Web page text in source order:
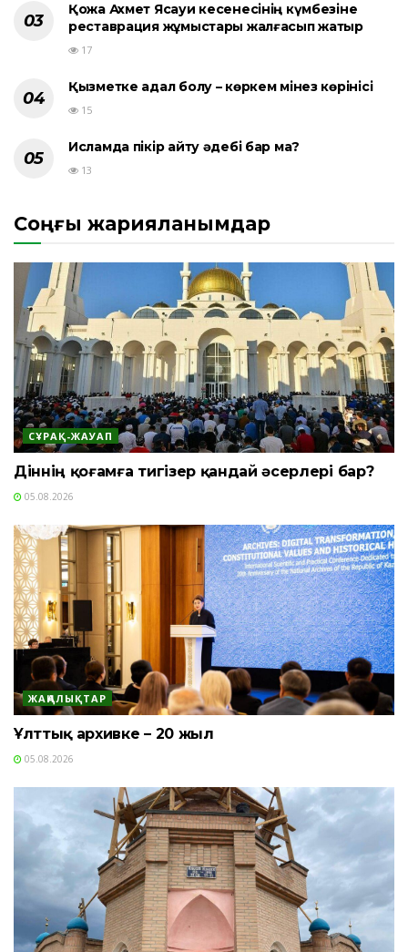
Қожа Ахмет Ясауи кесенесінің күмбезіне
реставрация жұмыстары жалғасып жатыр
17
Қызметке адал болу – көркем мінез көрінісі
15
Исламда пікір айту әдебі бар ма?
13
Соңғы жарияланымдар
СҰРАҚ-ЖАУАП
Діннің қоғамға тигізер қандай әсерлері бар?
05.08.2026
ЖАҢАЛЫҚТАР
Ұлттық архивке – 20 жыл
05.08.2026